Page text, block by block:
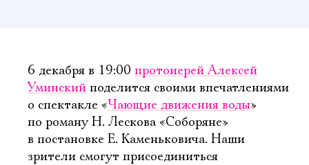
6 декабря в 19:00 протоиерей Алексей
Уминский поделится своими впечатлениями
о спектакле «Чающие движения воды»
по роману Н. Лескова «Соборяне»
в постановке Е. Каменьковича. Наши
зрители смогут присоединиться